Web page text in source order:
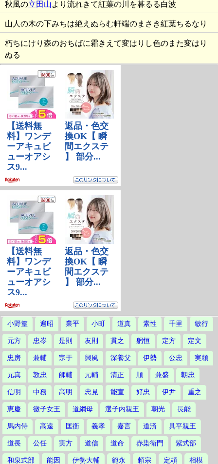
秋風の立田山より流れきて紅葉の川を暮るる白波
山人の木の下みちは絶えぬらむ軒端のまさき紅葉ちるなり
朽ちにけり森のおちばに霜きえて変はりし色のまた変はり
ぬる
小野篁 遍昭 業平 小町 道真 素性 千里 敏行
元方 忠岑 是則 友則 貫之 躬恒 定方 定文
忠房 兼輔 宗于 興風 深養父 伊勢 公忠 実頼
元真 敦忠 師輔 元輔 清正 順 兼盛 朝忠
信明 中務 高明 忠見 能宣 好忠 伊尹 重之
恵慶 徽子女王 道綱母 選子内親王 朝光 長能
馬内侍 高遠 匡衡 義孝 嘉言 道済 具平親王
道長 公任 実方 道信 道命 赤染衛門 紫式部
和泉式部 能因 伊勢大輔 範永 頼宗 定頼 相模